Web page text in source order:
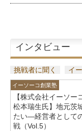
インタビュー
挑戦者に聞く イ
イーソーコ創業塾
【株式会社イーソー
松本瑞生氏】地元茨
たい—経営者として
戦（Vol.5）